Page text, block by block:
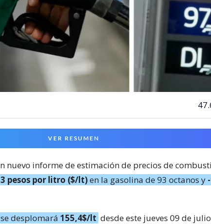
VER RESUMEN
nuevo informe de estimación de precios de
pesos por litro ($/lt)en la gasolina de 93 octanos y
desplomará 155,4$/lt desde este jueves 09 de